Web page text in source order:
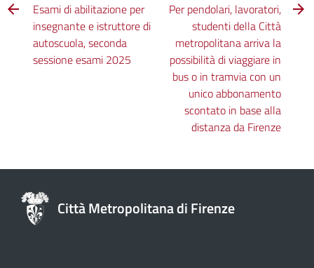
Esami di abilitazione per
insegnante e istruttore di
autoscuola, seconda
sessione esami 2025
Per pendolari, lavoratori,
studenti della Città
metropolitana arriva la
possibilità di viaggiare in
bus o in tramvia con un
unico abbonamento
scontato in base alla
distanza da Firenze
Città Metropolitana di Firenze